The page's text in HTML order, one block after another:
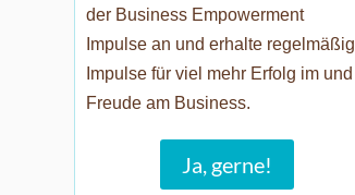
der Business Empowerment
Impulse an und erhalte regelmäßig
Impulse für viel mehr Erfolg im und
Freude am Business.
Ja, gerne!